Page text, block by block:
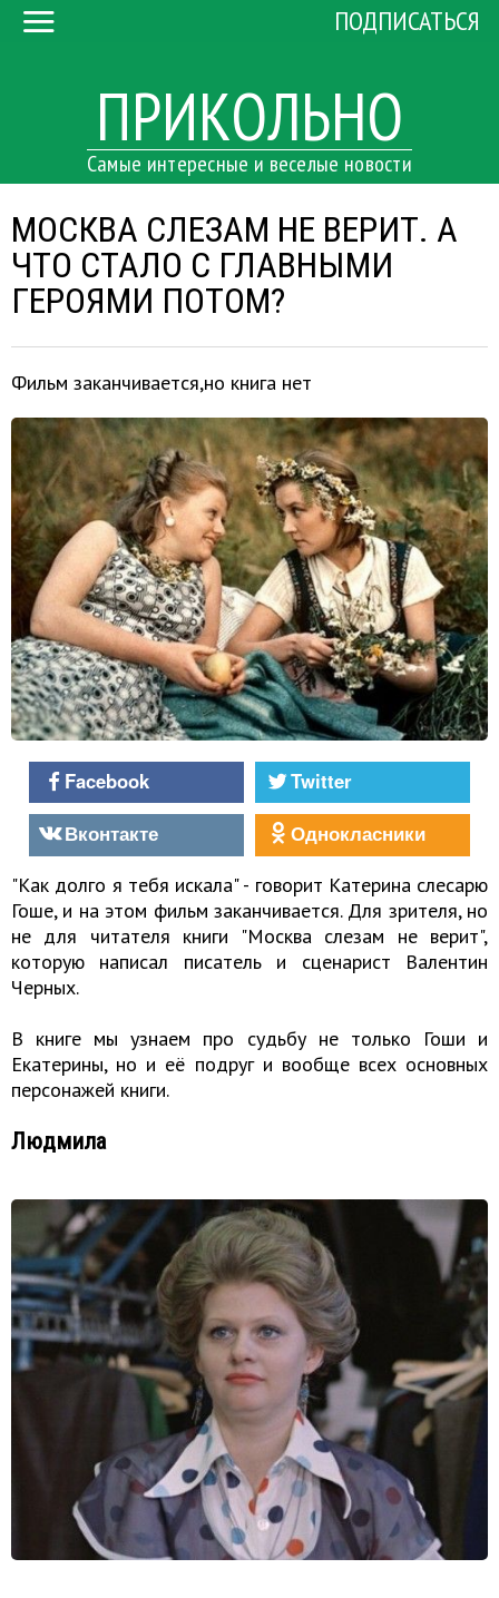
ПРИКОЛЬНО
Самые интересные и веселые новости
ПОДПИСАТЬСЯ
МОСКВА СЛЕЗАМ НЕ ВЕРИТ. А
ЧТО СТАЛО С ГЛАВНЫМИ
ГЕРОЯМИ ПОТОМ?
Фильм заканчивается,но книга нет
Facebook
Twitter
Вконтакте
Однокласники
"Как долго я тебя искала" - говорит Катерина слесарю
Гоше, и на этом фильм заканчивается. Для зрителя, но
не для читателя книги "Москва слезам не верит",
которую написал писатель и сценарист Валентин
Черных.
В книге мы узнаем про судьбу не только Гоши и
Екатерины, но и её подруг и вообще всех основных
персонажей книги.
Людмила